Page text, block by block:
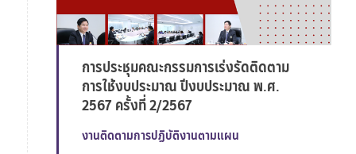
การประชุมคณะกรรมการเร่งรัดติดตาม
การใช้งบประมาณ ปีงบประมาณ พ.ศ.
2567 ครั้งที่ 2/2567
งานติดตามการปฏิบัติงานตามแผน